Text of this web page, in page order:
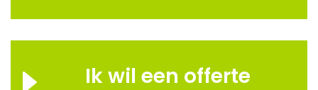
Ik wil een offerte